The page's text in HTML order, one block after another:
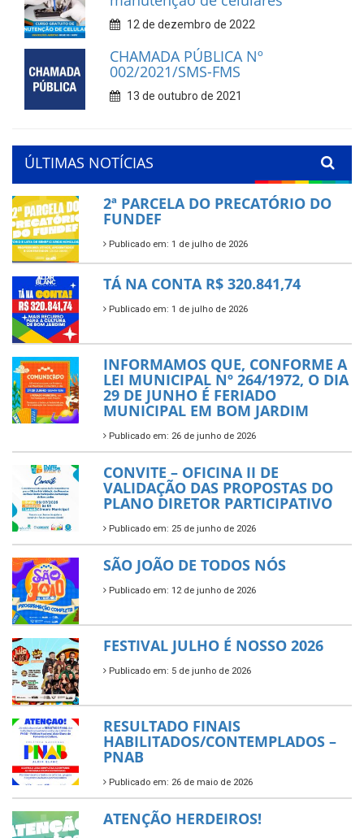
12 de dezembro de 2022
CHAMADA PÚBLICA Nº
002/2021/SMS-FMS
13 de outubro de 2021
ÚLTIMAS NOTÍCIAS
2ª PARCELA DO PRECATÓRIO DO
FUNDEF
Publicado em: 1 de julho de 2026
TÁ NA CONTA R$ 320.841,74
Publicado em: 1 de julho de 2026
INFORMAMOS QUE, CONFORME A
LEI MUNICIPAL Nº 264/1972, O DIA
29 DE JUNHO É FERIADO
MUNICIPAL EM BOM JARDIM
Publicado em: 26 de junho de 2026
CONVITE – OFICINA II DE
VALIDAÇÃO DAS PROPOSTAS DO
PLANO DIRETOR PARTICIPATIVO
Publicado em: 25 de junho de 2026
SÃO JOÃO DE TODOS NÓS
Publicado em: 12 de junho de 2026
FESTIVAL JULHO É NOSSO 2026
Publicado em: 5 de junho de 2026
RESULTADO FINAIS
HABILITADOS/CONTEMPLADOS –
PNAB
Publicado em: 26 de maio de 2026
ATENÇÃO HERDEIROS!